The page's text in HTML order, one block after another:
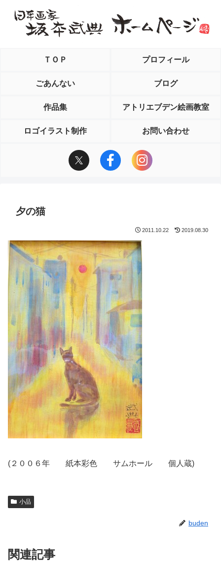
ＴＯＰ プロフィール
ごあんない ブログ
作品集 アトリエブデン絵画教室
ロゴイラスト制作 お問い合わせ
夕の猫
2011.10.22 2019.08.30
(２００６年 紙本彩色 サムホール 個人蔵)
小品
buden
関連記事